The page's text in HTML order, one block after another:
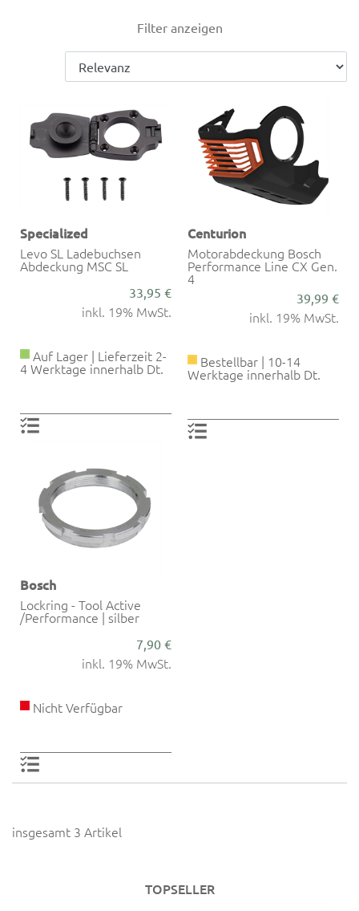
Filter anzeigen
Specialized
Levo SL Ladebuchsen
Abdeckung MSC SL
33,95 €
inkl. 19% MwSt.
Auf Lager | Lieferzeit 2-
4 Werktage innerhalb Dt.
Centurion
Motorabdeckung Bosch
Performance Line CX Gen.
4
39,99 €
inkl. 19% MwSt.
Bestellbar | 10-14
Werktage innerhalb Dt.
Bosch
Lockring - Tool Active
/Performance | silber
7,90 €
inkl. 19% MwSt.
Nicht Verfügbar
insgesamt 3 Artikel
TOPSELLER